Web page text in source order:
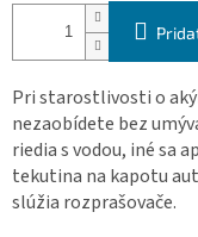
Pri starostlivosti o
nezaobídete bez
riedia s vodou, iné sa
tekutina na kapotu
slúžia rozprašovače.